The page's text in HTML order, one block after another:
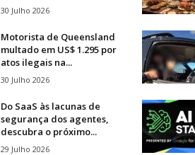
30 Julho 2026
Motorista de Queensland
multado em US$ 1.295 por
atos ilegais na...
30 Julho 2026
Do SaaS às lacunas de
segurança dos agentes,
descubra o próximo...
29 Julho 2026